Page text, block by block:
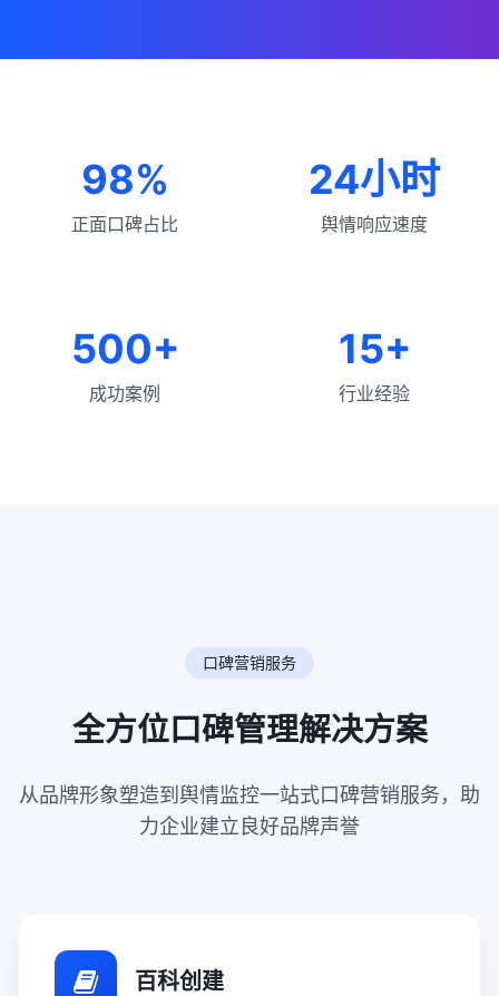
98%
正面口碑占比
24小时
舆情响应速度
500+
成功案例
15+
行业经验
口碑营销服务
全方位口碑管理解决方案
从品牌形象塑造到舆情监控一站式口碑营销服务，助
力企业建立良好品牌声誉
百科创建